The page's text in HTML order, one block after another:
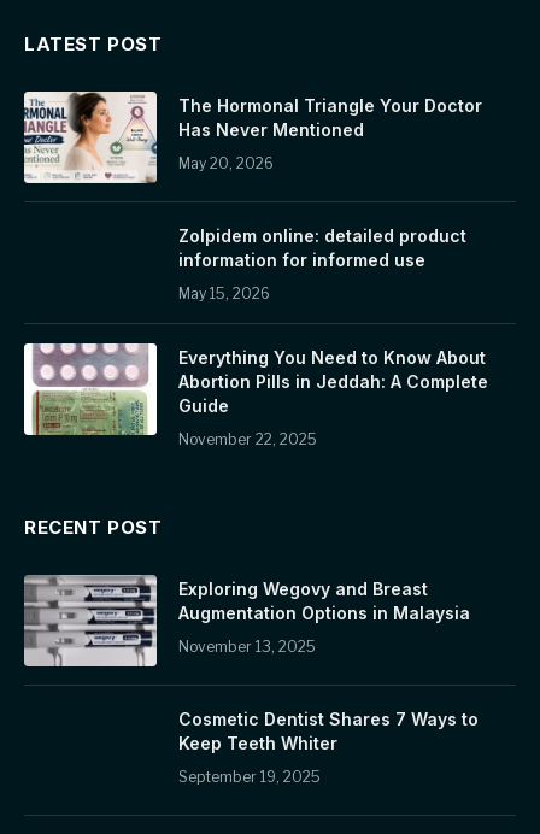
LATEST POST
The Hormonal Triangle Your Doctor
Has Never Mentioned
May 20, 2026
Zolpidem online: detailed product
information for informed use
May 15, 2026
Everything You Need to Know About
Abortion Pills in Jeddah: A Complete
Guide
November 22, 2025
RECENT POST
Exploring Wegovy and Breast
Augmentation Options in Malaysia
November 13, 2025
Cosmetic Dentist Shares 7 Ways to
Keep Teeth Whiter
September 19, 2025